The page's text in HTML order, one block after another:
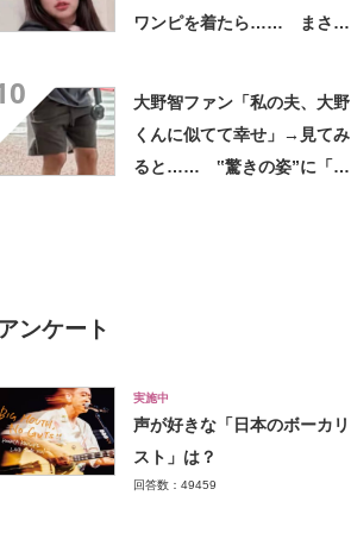
ワンピを着たら…… まさか
大野智ファン「私の夫、大野
くんに似てて幸せ」→見てみ
ると…… ‟驚きの姿”に「最
ンケート
実施中
声が好きな「日本のボーカリ
スト」は？
回答数：49459